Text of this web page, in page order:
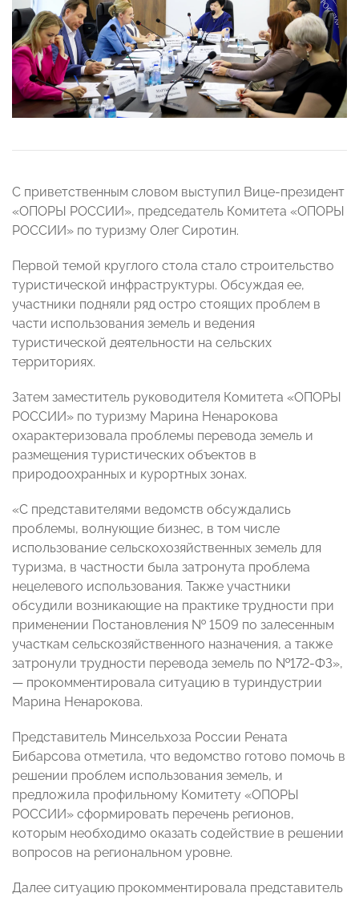
С приветственным словом выступил Вице-президент
«ОПОРЫ РОССИИ», председатель Комитета «ОПОРЫ
РОССИИ» по туризму Олег Сиротин.
Первой темой круглого стола стало строительство
туристической инфраструктуры. Обсуждая ее,
участники подняли ряд остро стоящих проблем в
части использования земель и ведения
туристической деятельности на сельских
территориях.
Затем заместитель руководителя Комитета «ОПОРЫ
РОССИИ» по туризму Марина Ненарокова
охарактеризовала проблемы перевода земель и
размещения туристических объектов в
природоохранных и курортных зонах.
«С представителями ведомств обсуждались
проблемы, волнующие бизнес, в том числе
использование сельскохозяйственных земель для
туризма, в частности была затронута проблема
нецелевого использования. Также участники
обсудили возникающие на практике трудности при
применении Постановления № 1509 по залесенным
участкам сельскозяйственного назначения, а также
затронули трудности перевода земель по №172-ФЗ»,
— прокомментировала ситуацию в туриндустрии
Марина Ненарокова.
Представитель Минсельхоза России Рената
Бибарсова отметила, что ведомство готово помочь в
решении проблем использования земель, и
предложила профильному Комитету «ОПОРЫ
РОССИИ» сформировать перечень регионов,
которым необходимо оказать содействие в решении
вопросов на региональном уровне.
Далее ситуацию прокомментировала представитель